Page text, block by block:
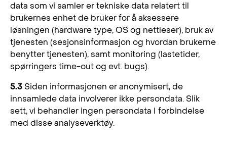
data som vi samler er tekniske data relatert til
brukernes enhet de bruker for å aksessere
løsningen (hardware type, OS og nettleser), bruk av
tjenesten (sesjonsinformasjon og hvordan brukerne
benytter tjenesten), samt monitoring (lastetider,
spørringers time-out og evt. bugs).
5.3 Siden informasjonen er anonymisert, de
innsamlede data involverer ikke persondata. Slik
sett, vi behandler ingen persondata I forbindelse
med disse analyseverktøy.